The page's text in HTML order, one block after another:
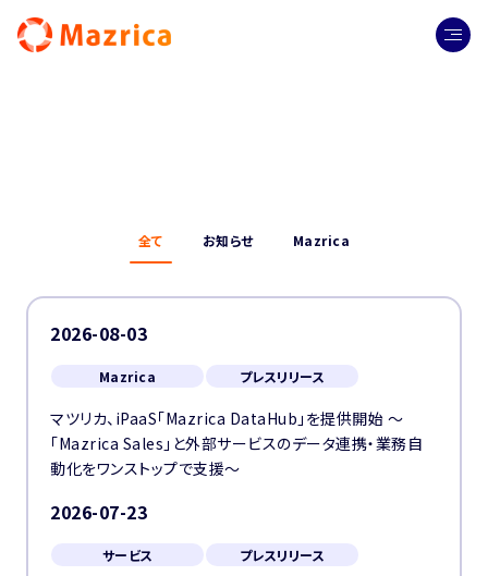
全て お知らせ Mazrica
2026-08-03
Mazrica プレスリリース
マツリカ、iPaaS「Mazrica DataHub」を提供開始 ～
「Mazrica Sales」と外部サービスのデータ連携・業務自
動化をワンストップで支援～
2026-07-23
サービス プレスリリース